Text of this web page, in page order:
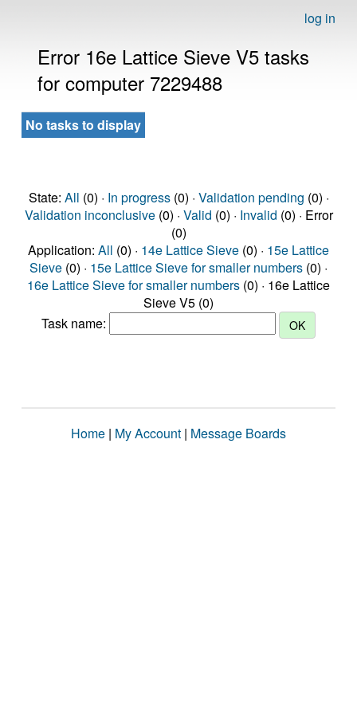
log in
Error 16e Lattice Sieve V5 tasks
for computer 7229488
No tasks to display
State: All (0) · In progress(0) · Validation pending (0) ·
Validation inconclusive(0) · Valid (0) · Invalid (0) · Error
(0)
Application: All (0) · 14e Lattice Sieve (0) · 15e Lattice
Sieve (0) · 15e Lattice Sieve for smaller numbers (0) ·
16e Lattice Sieve for smaller numbers (0) · 16e Lattice
Sieve V5 (0)
Task name:
Home | My Account | Message Boards